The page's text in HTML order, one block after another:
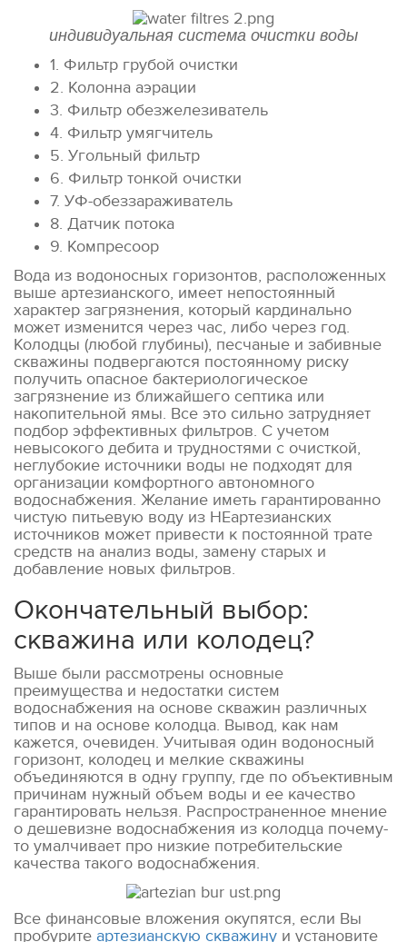
индивидуальная система очистки воды
1. Фильтр грубой очистки
2. Колонна аэрации
3. Фильтр обезжелезиватель
4. Фильтр умягчитель
5. Угольный фильтр
6. Фильтр тонкой очистки
7. УФ-обеззараживатель
8. Датчик потока
9. Компресоор
Вода из водоносных горизонтов, расположенных
выше артезианского, имеет непостоянный
характер загрязнения, который кардинально
может изменится через час, либо через год.
Колодцы (любой глубины), песчаные и забивные
скважины подвергаются постоянному риску
получить опасное бактериологическое
загрязнение из ближайшего септика или
накопительной ямы. Все это сильно затрудняет
подбор эффективных фильтров. С учетом
невысокого дебита и трудностями с очисткой,
неглубокие источники воды не подходят для
организации комфортного автономного
водоснабжения. Желание иметь гарантированно
чистую питьевую воду из НЕартезианских
источников может привести к постоянной трате
средств на анализ воды, замену старых и
добавление новых фильтров.
Окончательный выбор:
скважина или колодец?
Выше были рассмотрены основные
преимущества и недостатки систем
водоснабжения на основе скважин различных
типов и на основе колодца. Вывод, как нам
кажется, очевиден. Учитывая один водоносный
горизонт, колодец и мелкие скважины
объединяются в одну группу, где по объективным
причинам нужный объем воды и ее качество
гарантировать нельзя. Распространенное мнение
о дешевизне водоснабжения из колодца почему-
то умалчивает про низкие потребительские
качества такого водоснабжения.
Все финансовые вложения окупятся, если Вы
пробурите артезианскую скважину и установите